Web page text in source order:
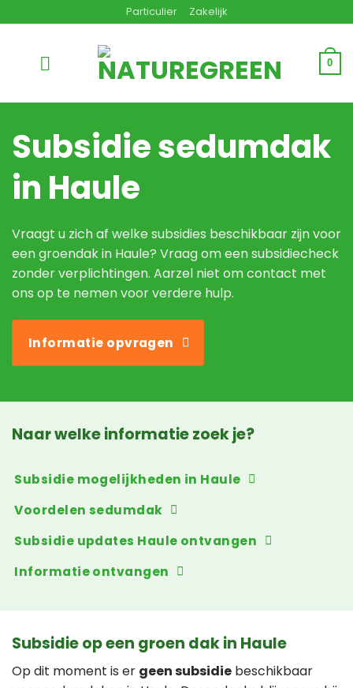
naar
Particulier Zakelijk
0
Subsidie sedumdak
in Haule
Vraagt u zich af welke subsidies beschikbaar zijn voor
een groendak in Haule? Vraag om een subsidiecheck
zonder verplichtingen. Aarzel niet om contact met
ons op te nemen voor verdere hulp.
Informatie opvragen
Naar welke informatie zoek je?
Subsidie mogelijkheden in Haule
Voordelen sedumdak
Subsidie updates Haule ontvangen
Informatie ontvangen
Subsidie op een groen dak in Haule
Op dit moment is er geen subsidie beschikbaar